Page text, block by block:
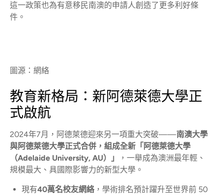
這一政策也為有意移民南澳的申請人創造了更多利好條
件。
圖源：網絡
教育新格局：新阿德萊德大學正
式啟航
2024年7月，阿德萊德迎來另一項重大突破——南澳大學
與阿德萊德大學正式合併，組成全新「阿德萊德大學
（Adelaide University, AU）」
，一舉成為澳洲最年輕、
規模最大、具國際影響力的新型大學。
現有40萬名校友網絡，學術排名預計躍升至世界前 50